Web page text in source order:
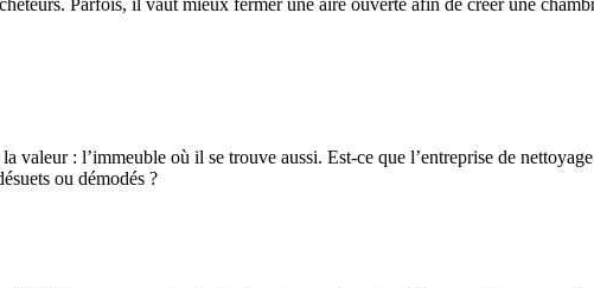
: l’immeuble où il se trouve aussi. Est-ce que l’entreprise de
ou démodés ?